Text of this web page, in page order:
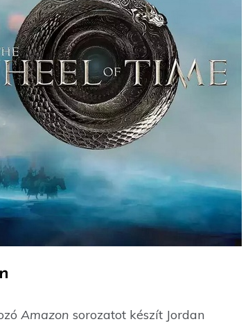
Amazon sorozatot készít Jordan